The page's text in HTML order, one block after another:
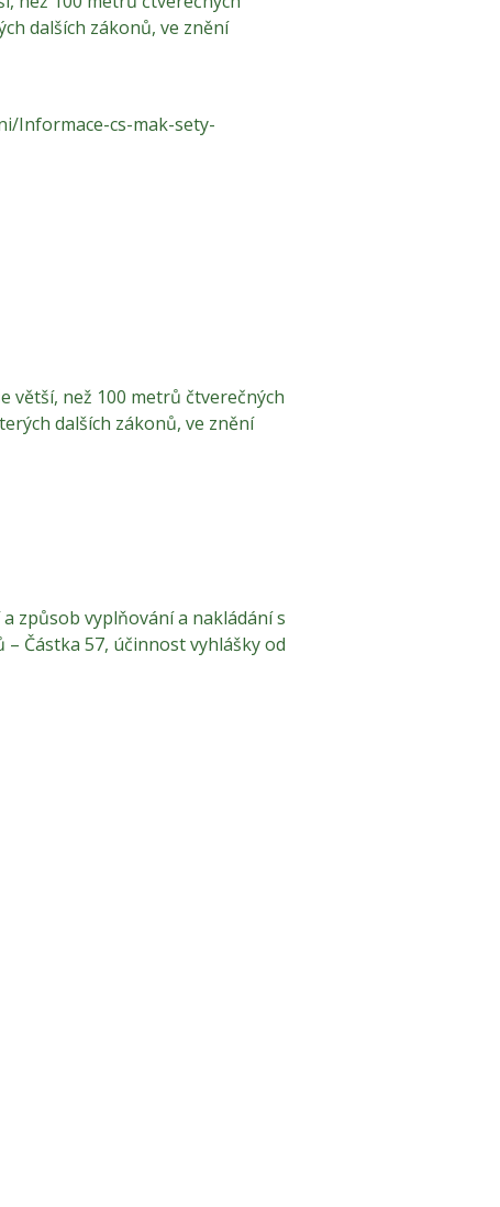
dalších zákonů, ve znění
Informace-cs-mak-sety-
větší, než 100 metrů čtverečných
dalších zákonů, ve znění
způsob vyplňování a nakládání s
– Částka 57, účinnost vyhlášky od